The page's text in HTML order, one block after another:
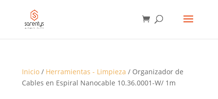
PRODUCTOS
Inicio/ Herramientas - Limpieza / Organizador de
Cables en Espiral Nanocable 10.36.0001-W/ 1m